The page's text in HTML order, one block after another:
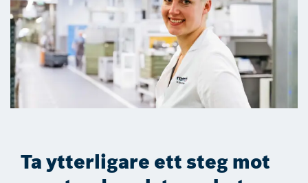
Ta ytterligare ett steg mot